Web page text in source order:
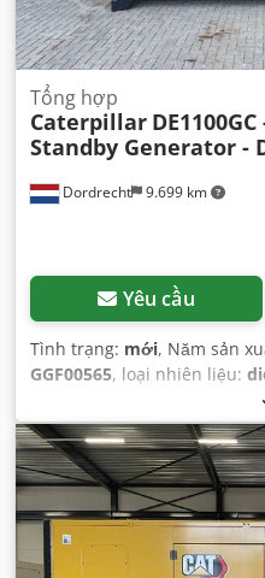
Dordrecht 9.699 km
Tổng hợp
Caterpillar
Standby Generator -
Yêu cầu
Tình trạng: mới, Năm sản
GGF00565, loại nhiên liệu: